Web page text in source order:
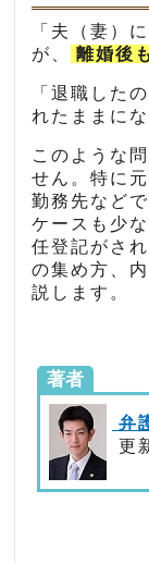
「夫（妻）
が、
離婚後
「退職した
れたままに
このような
せん。特に
勤務先など
ケースも少
任登記がさ
の集め方、
説します。
著者
弁
更